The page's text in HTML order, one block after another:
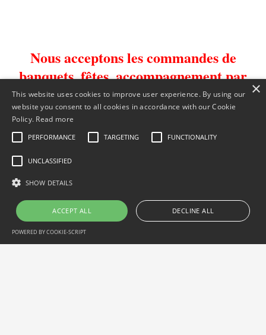
Nous acceptons les commandes de
banquets, fêtes, accompagnement par
un ensemble folklorique.
×
This website uses cookies to improve user experience. By using our
website you consent to all cookies in accordance with our Cookie
Policy. Read more
PERFORMANCE TARGETING FUNCTIONALITY
UNCLASSIFIED
SHOW DETAILS
ACCEPT ALL DECLINE ALL
POWERED BY COOKIE-SCRIPT